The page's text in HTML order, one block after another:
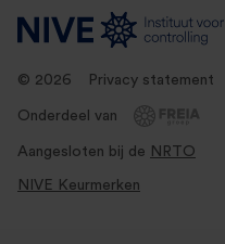
© 2026 Privacy statement
Onderdeel van
Aangesloten bij de NRTO
NIVE Keurmerken